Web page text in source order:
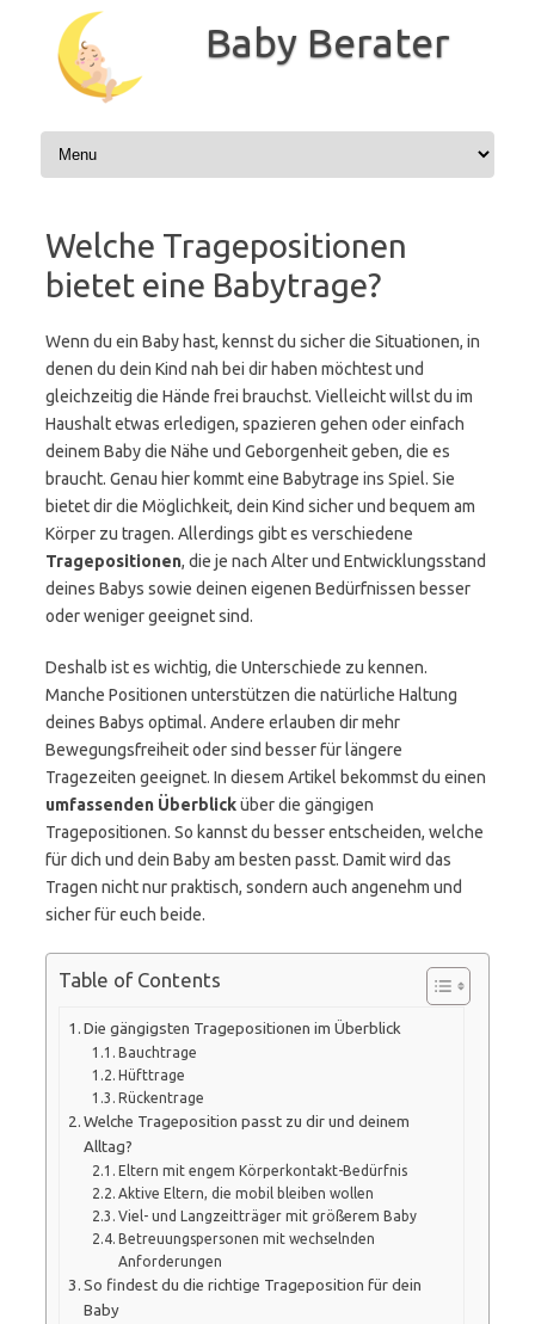
Inhalt
springen
Baby Berater
Welche Tragepositionen
bietet eine Babytrage?
Wenn du ein Baby hast, kennst du sicher die Situationen, in
denen du dein Kind nah bei dir haben möchtest und
gleichzeitig die Hände frei brauchst. Vielleicht willst du im
Haushalt etwas erledigen, spazieren gehen oder einfach
deinem Baby die Nähe und Geborgenheit geben, die es
braucht. Genau hier kommt eine Babytrage ins Spiel. Sie
bietet dir die Möglichkeit, dein Kind sicher und bequem am
Körper zu tragen. Allerdings gibt es verschiedene
Tragepositionen, die je nach Alter und Entwicklungsstand
deines Babys sowie deinen eigenen Bedürfnissen besser
oder weniger geeignet sind.
Deshalb ist es wichtig, die Unterschiede zu kennen.
Manche Positionen unterstützen die natürliche Haltung
deines Babys optimal. Andere erlauben dir mehr
Bewegungsfreiheit oder sind besser für längere
Tragezeiten geeignet. In diesem Artikel bekommst du einen
umfassenden Überblicküber die gängigen
Tragepositionen. So kannst du besser entscheiden, welche
für dich und dein Baby am besten passt. Damit wird das
Tragen nicht nur praktisch, sondern auch angenehm und
sicher für euch beide.
Table of Contents
Die gängigsten Tragepositionen im Überblick
Bauchtrage
Hüfttrage
Rückentrage
Welche Trageposition passt zu dir und deinem
Alltag?
Eltern mit engem Körperkontakt-Bedürfnis
Aktive Eltern, die mobil bleiben wollen
Viel- und Langzeitträger mit größerem Baby
Betreuungspersonen mit wechselnden
Anforderungen
So findest du die richtige Trageposition für dein
Baby